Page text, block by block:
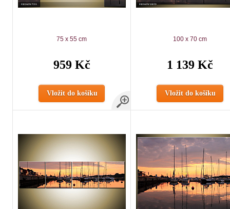
75 x 55 cm
959 Kč
Vložit do košíku
100 x 70 cm
1 139 Kč
Vložit do košíku